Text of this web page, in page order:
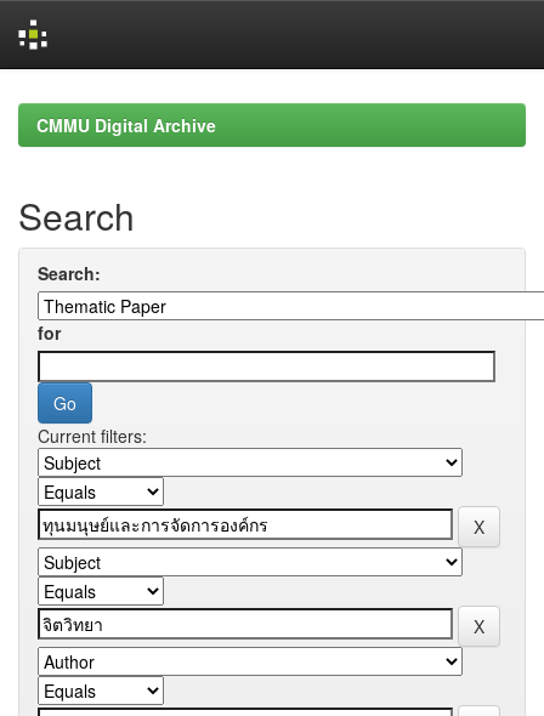
navigationCMMU Digital Archive
Search
Search:
for
Current filters: